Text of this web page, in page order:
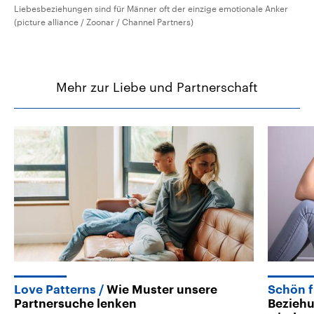
Liebesbeziehungen sind für Männer oft der einzige emotionale Anker
(picture alliance / Zoonar / Channel Partners)
Mehr zur Liebe und Partnerschaft
Love Patterns
Wie Muster unsere
Partnersuche lenken
Schön